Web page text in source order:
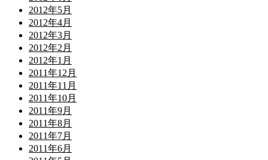
2012年5月
2012年4月
2012年3月
2012年2月
2012年1月
2011年12月
2011年11月
2011年10月
2011年9月
2011年8月
2011年7月
2011年6月